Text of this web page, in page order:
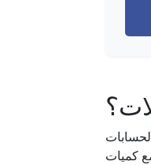
كميات